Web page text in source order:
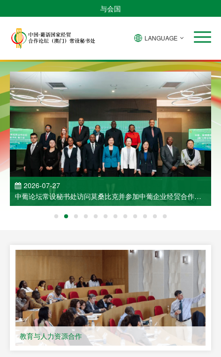
与会国
LANGUAGE
2026-07-27
中葡论坛常设秘书处访问莫桑比克并参加中葡企业经贸合作洽
谈会
教育与人力资源合作